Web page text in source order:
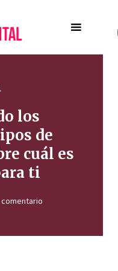
los
de
cuál es
ti
comentario